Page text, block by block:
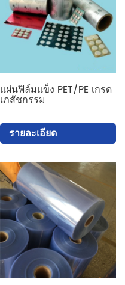
แผ่นฟิล์มแข็ง PET/PE เกรด
เภสัชกรรม
รายละเอียด